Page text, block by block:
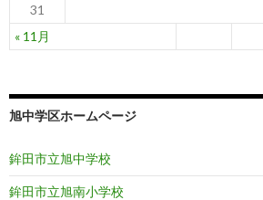
« 11月
31
旭中学区ホームページ
鉾田市立旭中学校
鉾田市立旭南小学校